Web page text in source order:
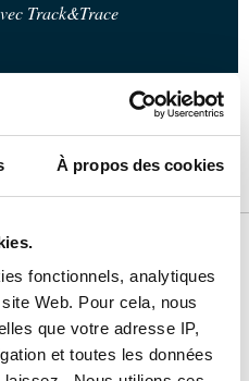
À propos des cookies
fonctionnels, analytiques
Web. Pour cela, nous
que votre adresse IP,
et toutes les données
Track&Trace
Liste de prix brut
Acier inox
feminin